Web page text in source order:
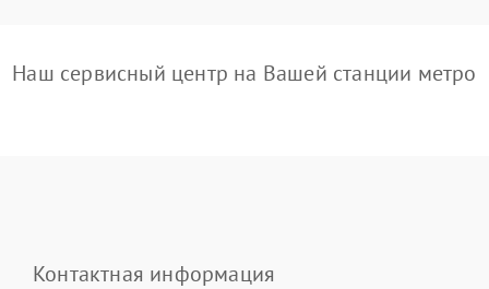
Наш сервисный центр на Вашей станции метро
Контактная информация